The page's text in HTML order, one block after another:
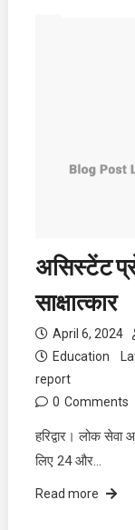
असिस्टेंट
साक्षात्कार
April 6, 2024
Education
report
0 Comments
हरिद्वार। लोक
लिए 24 और…
Read more